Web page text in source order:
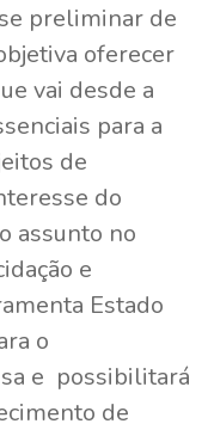
preliminar de
oferecer
vai desde a
para a
de
do
assunto no
e
Estado
o
e possibilitará
de